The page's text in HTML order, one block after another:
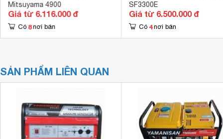
Mitsuyama 4900
Giá từ 6.116.000 đ
Có 8 nơi bán
SF3300E
Giá từ 6.500.000 đ
Có 4 nơi bán
SẢN PHẨM LIÊN QUAN